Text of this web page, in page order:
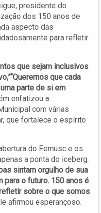
presidente do
dos 150 anos de
aspecto das
para refletir
que sejam inclusivos
que cada
parte de si em
enfatizou a
com várias
que fortalece o espírito
do Femusc e os
a ponta do iceberg.
sintam orgulho de sua
para o futuro. 150 anos é
sobre o que somos
afirmou esperançoso.